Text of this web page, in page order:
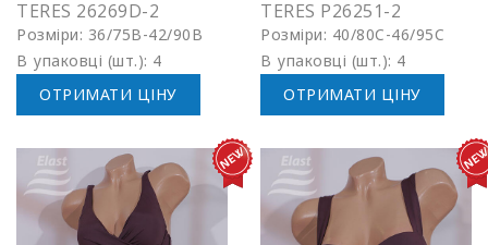
TERES 26269D-2
Розміри: 36/75B-42/90B
В упаковці (шт.): 4
ОТРИМАТИ ЦІНУ
TERES P26251-2
Розміри: 40/80C-46/95C
В упаковці (шт.): 4
ОТРИМАТИ ЦІНУ